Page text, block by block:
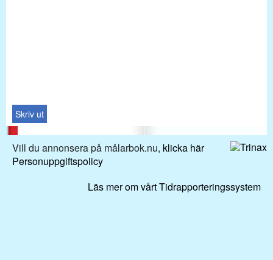
Skriv ut
Vill du annonsera på målarbok.nu, klicka här
Personuppgiftspolicy
Läs mer om vårt Tidrapporteringssystem